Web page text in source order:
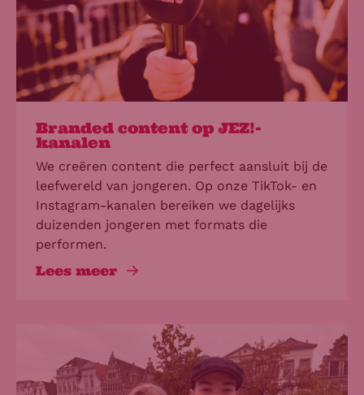
Branded content op JEZ!-
kanalen
Lees meer
We creëren content die perfect aansluit bij de
leefwereld van jongeren. Op onze TikTok- en
Instagram-kanalen bereiken we dagelijks
duizenden jongeren met formats die
performen.